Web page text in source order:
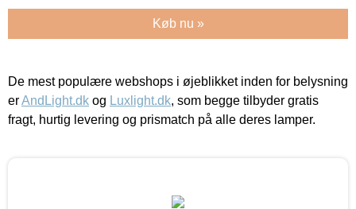
Køb nu »
De mest populære webshops i øjeblikket inden for belysning
erAndLight.dk og Luxlight.dk, som begge tilbyder gratis
fragt, hurtig levering og prismatch på alle deres lamper.